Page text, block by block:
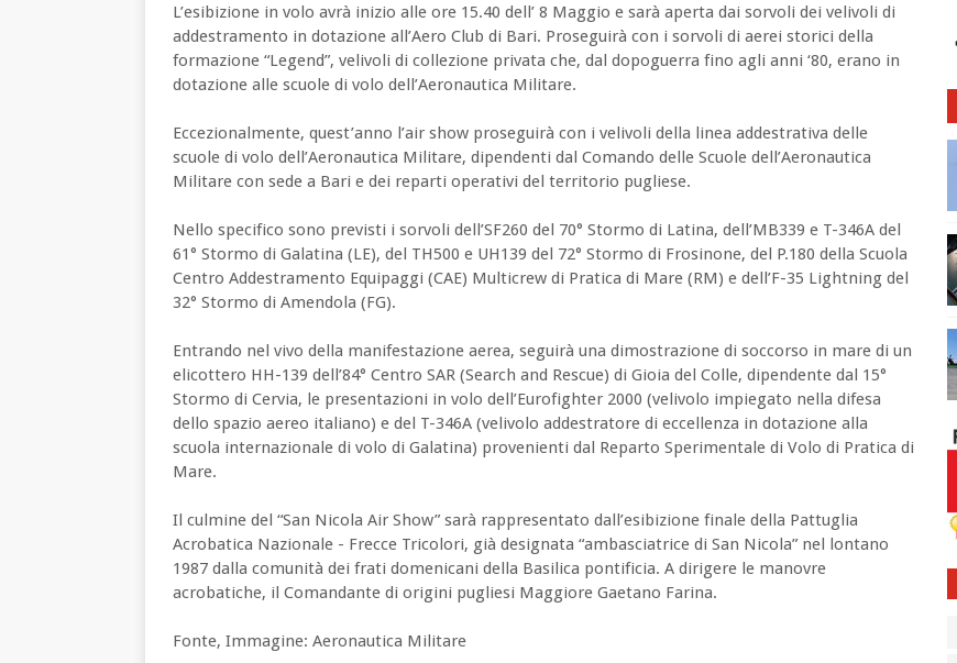
L’esibizione in volo avrà inizio alle ore 15.40 dell’ 8 Maggio e sarà aperta dai sorvoli dei velivoli di
addestramento in dotazione all’Aero Club di Bari. Proseguirà con i sorvoli di aerei storici della
formazione “Legend”, velivoli di collezione privata che, dal dopoguerra fino agli anni ‘80, erano in
dotazione alle scuole di volo dell’Aeronautica Militare.
Eccezionalmente, quest’anno l’air show proseguirà con i velivoli della linea addestrativa delle
scuole di volo dell’Aeronautica Militare, dipendenti dal Comando delle Scuole dell’Aeronautica
Militare con sede a Bari e dei reparti operativi del territorio pugliese.
Nello specifico sono previsti i sorvoli dell’SF260 del 70° Stormo di Latina, dell’MB339 e T-346A del
61° Stormo di Galatina (LE), del TH500 e UH139 del 72° Stormo di Frosinone, del P.180 della Scuola
Centro Addestramento Equipaggi (CAE) Multicrew di Pratica di Mare (RM) e dell’F-35 Lightning del
32° Stormo di Amendola (FG).
Entrando nel vivo della manifestazione aerea, seguirà una dimostrazione di soccorso in mare di un
elicottero HH-139 dell’84° Centro SAR (Search and Rescue) di Gioia del Colle, dipendente dal 15°
Stormo di Cervia, le presentazioni in volo dell’Eurofighter 2000 (velivolo impiegato nella difesa
dello spazio aereo italiano) e del T-346A (velivolo addestratore di eccellenza in dotazione alla
scuola internazionale di volo di Galatina) provenienti dal Reparto Sperimentale di Volo di Pratica di
Mare.
Il culmine del “San Nicola Air Show” sarà rappresentato dall’esibizione finale della Pattuglia
Acrobatica Nazionale - Frecce Tricolori, già designata “ambasciatrice di San Nicola” nel lontano
1987 dalla comunità dei frati domenicani della Basilica pontificia. A dirigere le manovre
acrobatiche, il Comandante di origini pugliesi Maggiore Gaetano Farina.
Fonte, Immagine: Aeronautica Militare